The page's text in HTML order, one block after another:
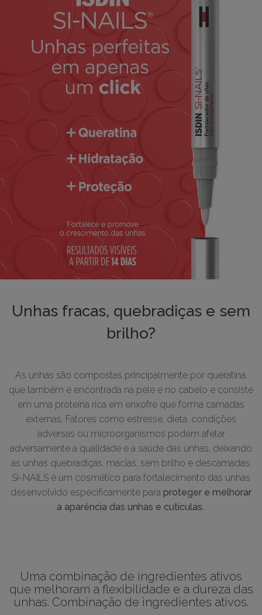
Unhas fracas, quebradiças e sem
brilho?
As unhas são compostas principalmente por queratina,
que também é encontrada na pele e no cabelo e consiste
em uma proteína rica em enxofre que forma camadas
externas. Fatores como estresse, dieta, condições
adversas ou microorganismos podem afetar
adversamente a qualidade e a saúde das unhas, deixando
as unhas quebradiças, macias, sem brilho e descamadas.
Si-NAILS é um cosmético para fortalecimento das unhas
desenvolvido especificamente para proteger e melhorar
a aparência das unhas e cutículas..
Uma combinação de ingredientes ativos
que melhoram a flexibilidade e a dureza das
unhas. Combinação de ingredientes ativos.